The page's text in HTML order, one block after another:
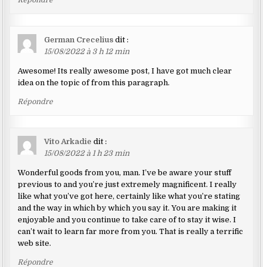
German Crecelius dit :
15/08/2022 à 3 h 12 min
Awesome! Its really awesome post, I have got much clear
idea on the topic of from this paragraph.
Répondre
Vito Arkadie dit :
15/08/2022 à 1 h 23 min
Wonderful goods from you, man. I’ve be aware your stuff
previous to and you’re just extremely magnificent. I really
like what you’ve got here, certainly like what you’re stating
and the way in which by which you say it. You are making it
enjoyable and you continue to take care of to stay it wise. I
can’t wait to learn far more from you. That is really a terrific
web site.
Répondre